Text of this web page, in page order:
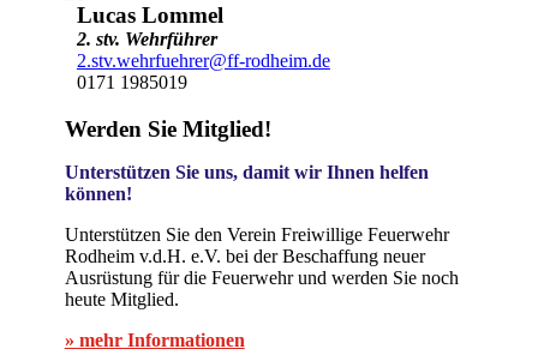
Lucas Lommel
2. stv. Wehrführer
2.stv.wehrfuehrer@ff-rodheim.de
0171 1985019
Werden Sie Mitglied!
Unterstützen Sie uns, damit wir Ihnen helfen
können!
Unterstützen Sie den Verein Freiwillige Feuerwehr
Rodheim v.d.H. e.V. bei der Beschaffung neuer
Ausrüstung für die Feuerwehr und werden Sie noch
heute Mitglied.
» mehr Informationen